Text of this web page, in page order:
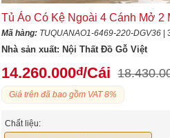
Tủ Áo Có Kệ Ngoài 4 Cánh Mở
Mã hàng: TUQUANAO1-6469-220-DGV36 |
Nhà sản xuất: Nội Thất Đồ Gỗ Việt
14.260.000đ/Cái
Giá trên đã bao gồm VAT 8%
Chất liệu: